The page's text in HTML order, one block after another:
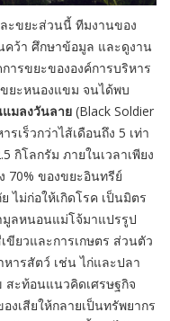
ะขยะส่วนนี้ ทีมงานของ
คว้า ศึกษาข้อมูล และดูงาน
ารขยะขององค์การบริหาร
ยะหนองแขม จนได้พบ
มลงวันลาย (Black Soldier
เร็วกว่าไส้เดือนถึง 5 เท่า
กิโลกรัม ภายในเวลาเพียง
70% ของขยะอินทรีย์
ไม่ก่อให้เกิดโรค เป็นมิตร
มูลหนอนแม่โจ้มาแปรรูป
ยวและการเกษตร ส่วนตัว
ารสัตว์ เช่น ไก่และปลา
ะท้อนแนวคิดเศรษฐกิจ
งเสียให้กลายเป็นทรัพยากร